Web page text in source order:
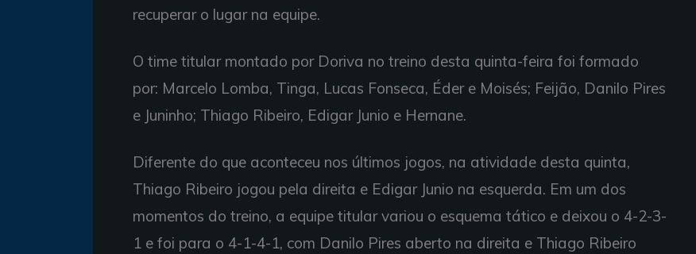
recuperar o lugar na equipe.
O time titular montado por Doriva no treino desta quinta-feira foi formado
por: Marcelo Lomba, Tinga, Lucas Fonseca, Éder e Moisés; Feijão, Danilo Pires
e Juninho; Thiago Ribeiro, Edigar Junio e Hernane.
Diferente do que aconteceu nos últimos jogos, na atividade desta quinta,
Thiago Ribeiro jogou pela direita e Edigar Junio na esquerda. Em um dos
momentos do treino, a equipe titular variou o esquema tático e deixou o 4-2-3-
1 e foi para o 4-1-4-1, com Danilo Pires aberto na direita e Thiago Ribeiro